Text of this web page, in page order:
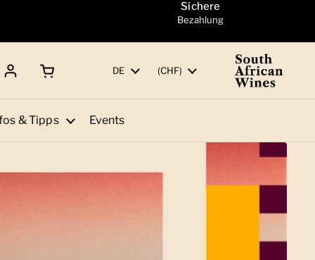
Sichere
Bezahlung
Sprache
DE Land/Region
(CHF)
& Tipps Events